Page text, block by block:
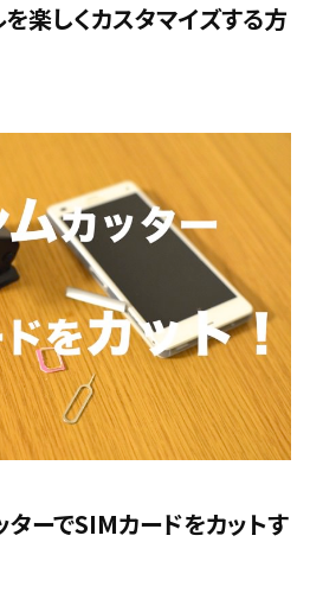
楽しくカスタマイズする方
ーでSIMカードをカットす